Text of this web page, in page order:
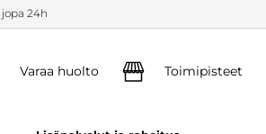
24h
Varaa huolto Toimipisteet